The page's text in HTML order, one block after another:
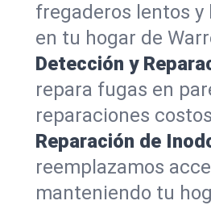
fregaderos lentos
en tu hogar de
Detección y
repara fugas en
reparaciones
Reparación de
reemplazamos
manteniendo tu